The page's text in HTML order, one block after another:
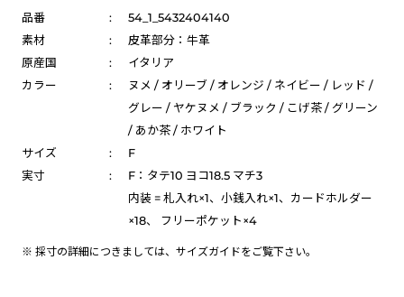
品番 :
54_1_5432404140
素材
:
皮革部分：牛革
原産国
:
イタリア
カラー
:
ヌメ / オリーブ / オレンジ / ネイビー / レッド /
グレー / ヤケヌメ / ブラック / こげ茶 / グリーン
/ あか茶 / ホワイト
サイズ
:
F
実寸
:
F：タテ10 ヨコ18.5 マチ3
内装 = 札入れ×1、小銭入れ×1、カードホルダー
×18、 フリーポケット×4
※ 採寸の詳細につきましては、 サイズガイドをご覧下さい。